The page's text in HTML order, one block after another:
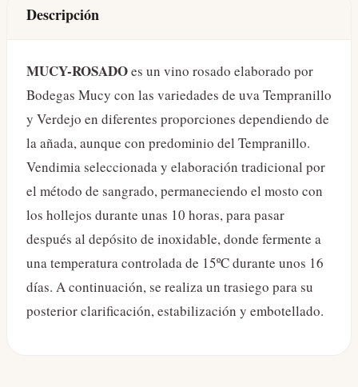
Descripción
MUCY-ROSADOes un vino rosado elaborado por
Bodegas Mucy con las variedades de uva Tempranillo
y Verdejo en diferentes proporciones dependiendo de
la añada, aunque con predominio del Tempranillo.
Vendimia seleccionada y elaboración tradicional por
el método de sangrado, permaneciendo el mosto con
los hollejos durante unas 10 horas, para pasar
después al depósito de inoxidable, donde fermente a
una temperatura controlada de 15ºC durante unos 16
días. A continuación, se realiza un trasiego para su
posterior clarificación, estabilización y embotellado.